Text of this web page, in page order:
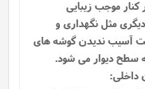
کنار موجب زیبایی
مثل نگهداری و
آسیب ندیدن گوشه ‌های
سطح دیوار می‌ شود.
داخلی: